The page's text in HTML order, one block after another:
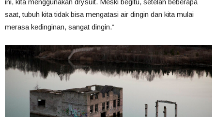
saat, tubuh kita tidak bisa mengatasi air dingin dan kita mulai
merasa kedinginan, sangat dingin.”